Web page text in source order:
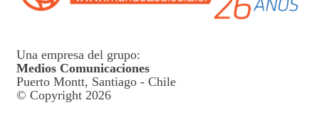
Una empresa del grupo:
Medios Comunicaciones
Puerto Montt, Santiago - Chile
© Copyright 2026